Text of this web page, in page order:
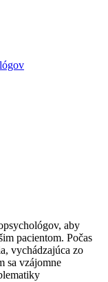
aby
pacientom. Počas
vychádzajúca zo
sa vzájomne